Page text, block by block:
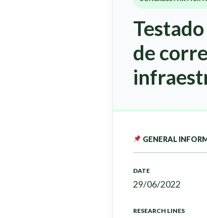
de
GENERAL
DATE
29/06/2022
RESEARCH LINES